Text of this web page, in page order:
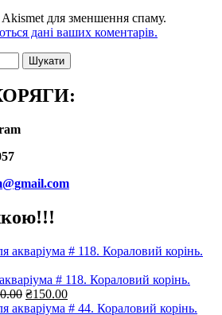
для зменшення спаму.
дані ваших коментарів.
# 118. Кораловий корінь.
Оригінальна
ціна:
₴150.00Поточна
ціна: